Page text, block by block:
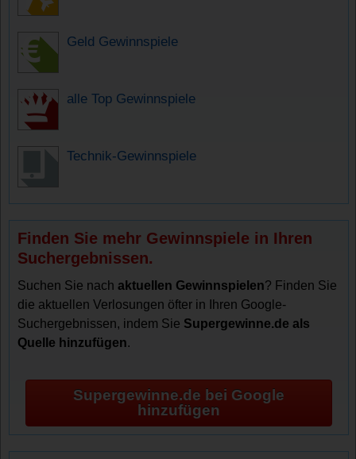
Geld Gewinnspiele
alle Top Gewinnspiele
Technik-Gewinnspiele
Finden Sie mehr Gewinnspiele in Ihren
Suchergebnissen.
Suchen Sie nachaktuellen Gewinnspielen? Finden Sie
die aktuellen Verlosungen öfter in Ihren Google-
Suchergebnissen, indem Sie Supergewinne.de als
Quelle hinzufügen.
Supergewinne.de bei Google
hinzufügen